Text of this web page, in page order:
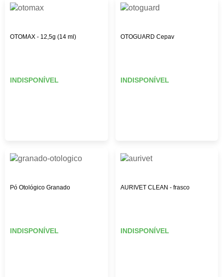
OTOMAX - 12,5g (14 ml)
INDISPONÍVEL
OTOGUARD Cepav
INDISPONÍVEL
Pó Otológico Granado
INDISPONÍVEL
AURIVET CLEAN - frasco
INDISPONÍVEL